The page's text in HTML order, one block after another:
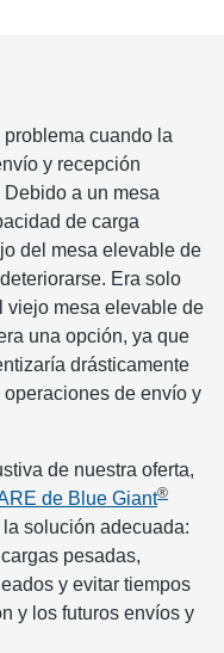
cuando la
y recepción
a un mesa
de carga
del mesa elevable de
Era solo
viejo mesa elevable de
una opción, ya que
drásticamente
de envío y
de nuestra oferta,
de Blue Giant®
solución adecuada:
pesadas,
y evitar tiempos
y los futuros envíos y